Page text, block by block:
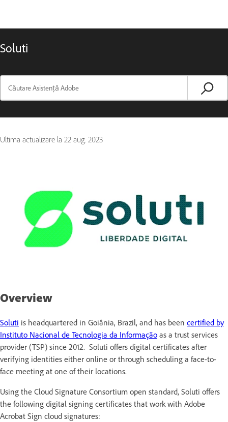
Soluti
Ultima actualizare la 22 aug. 2023
Overview
Soluti is headquartered in Goiânia, Brazil, and has been certified by
Instituto Nacional de Tecnologia da Informação as a trust services
provider (TSP) since 2012. Soluti offers digital certificates after
verifying identities either online or through scheduling a face-to-
face meeting at one of their locations.
Using the Cloud Signature Consortium open standard, Soluti offers
the following digital signing certificates that work with Adobe
Acrobat Sign cloud signatures: